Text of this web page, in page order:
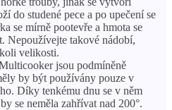
do studené pece a po upečení se
se mírně pootevře a hmota se
Nepoužívejte takové nádobí,
velikosti.
jsou podmíněně
by být používány pouze v
Díky tenkému dnu se v něm
se neměla zahřívat nad 200°.